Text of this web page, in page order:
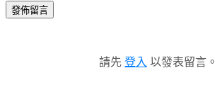
發佈留言
請先 登入 以發表留言。